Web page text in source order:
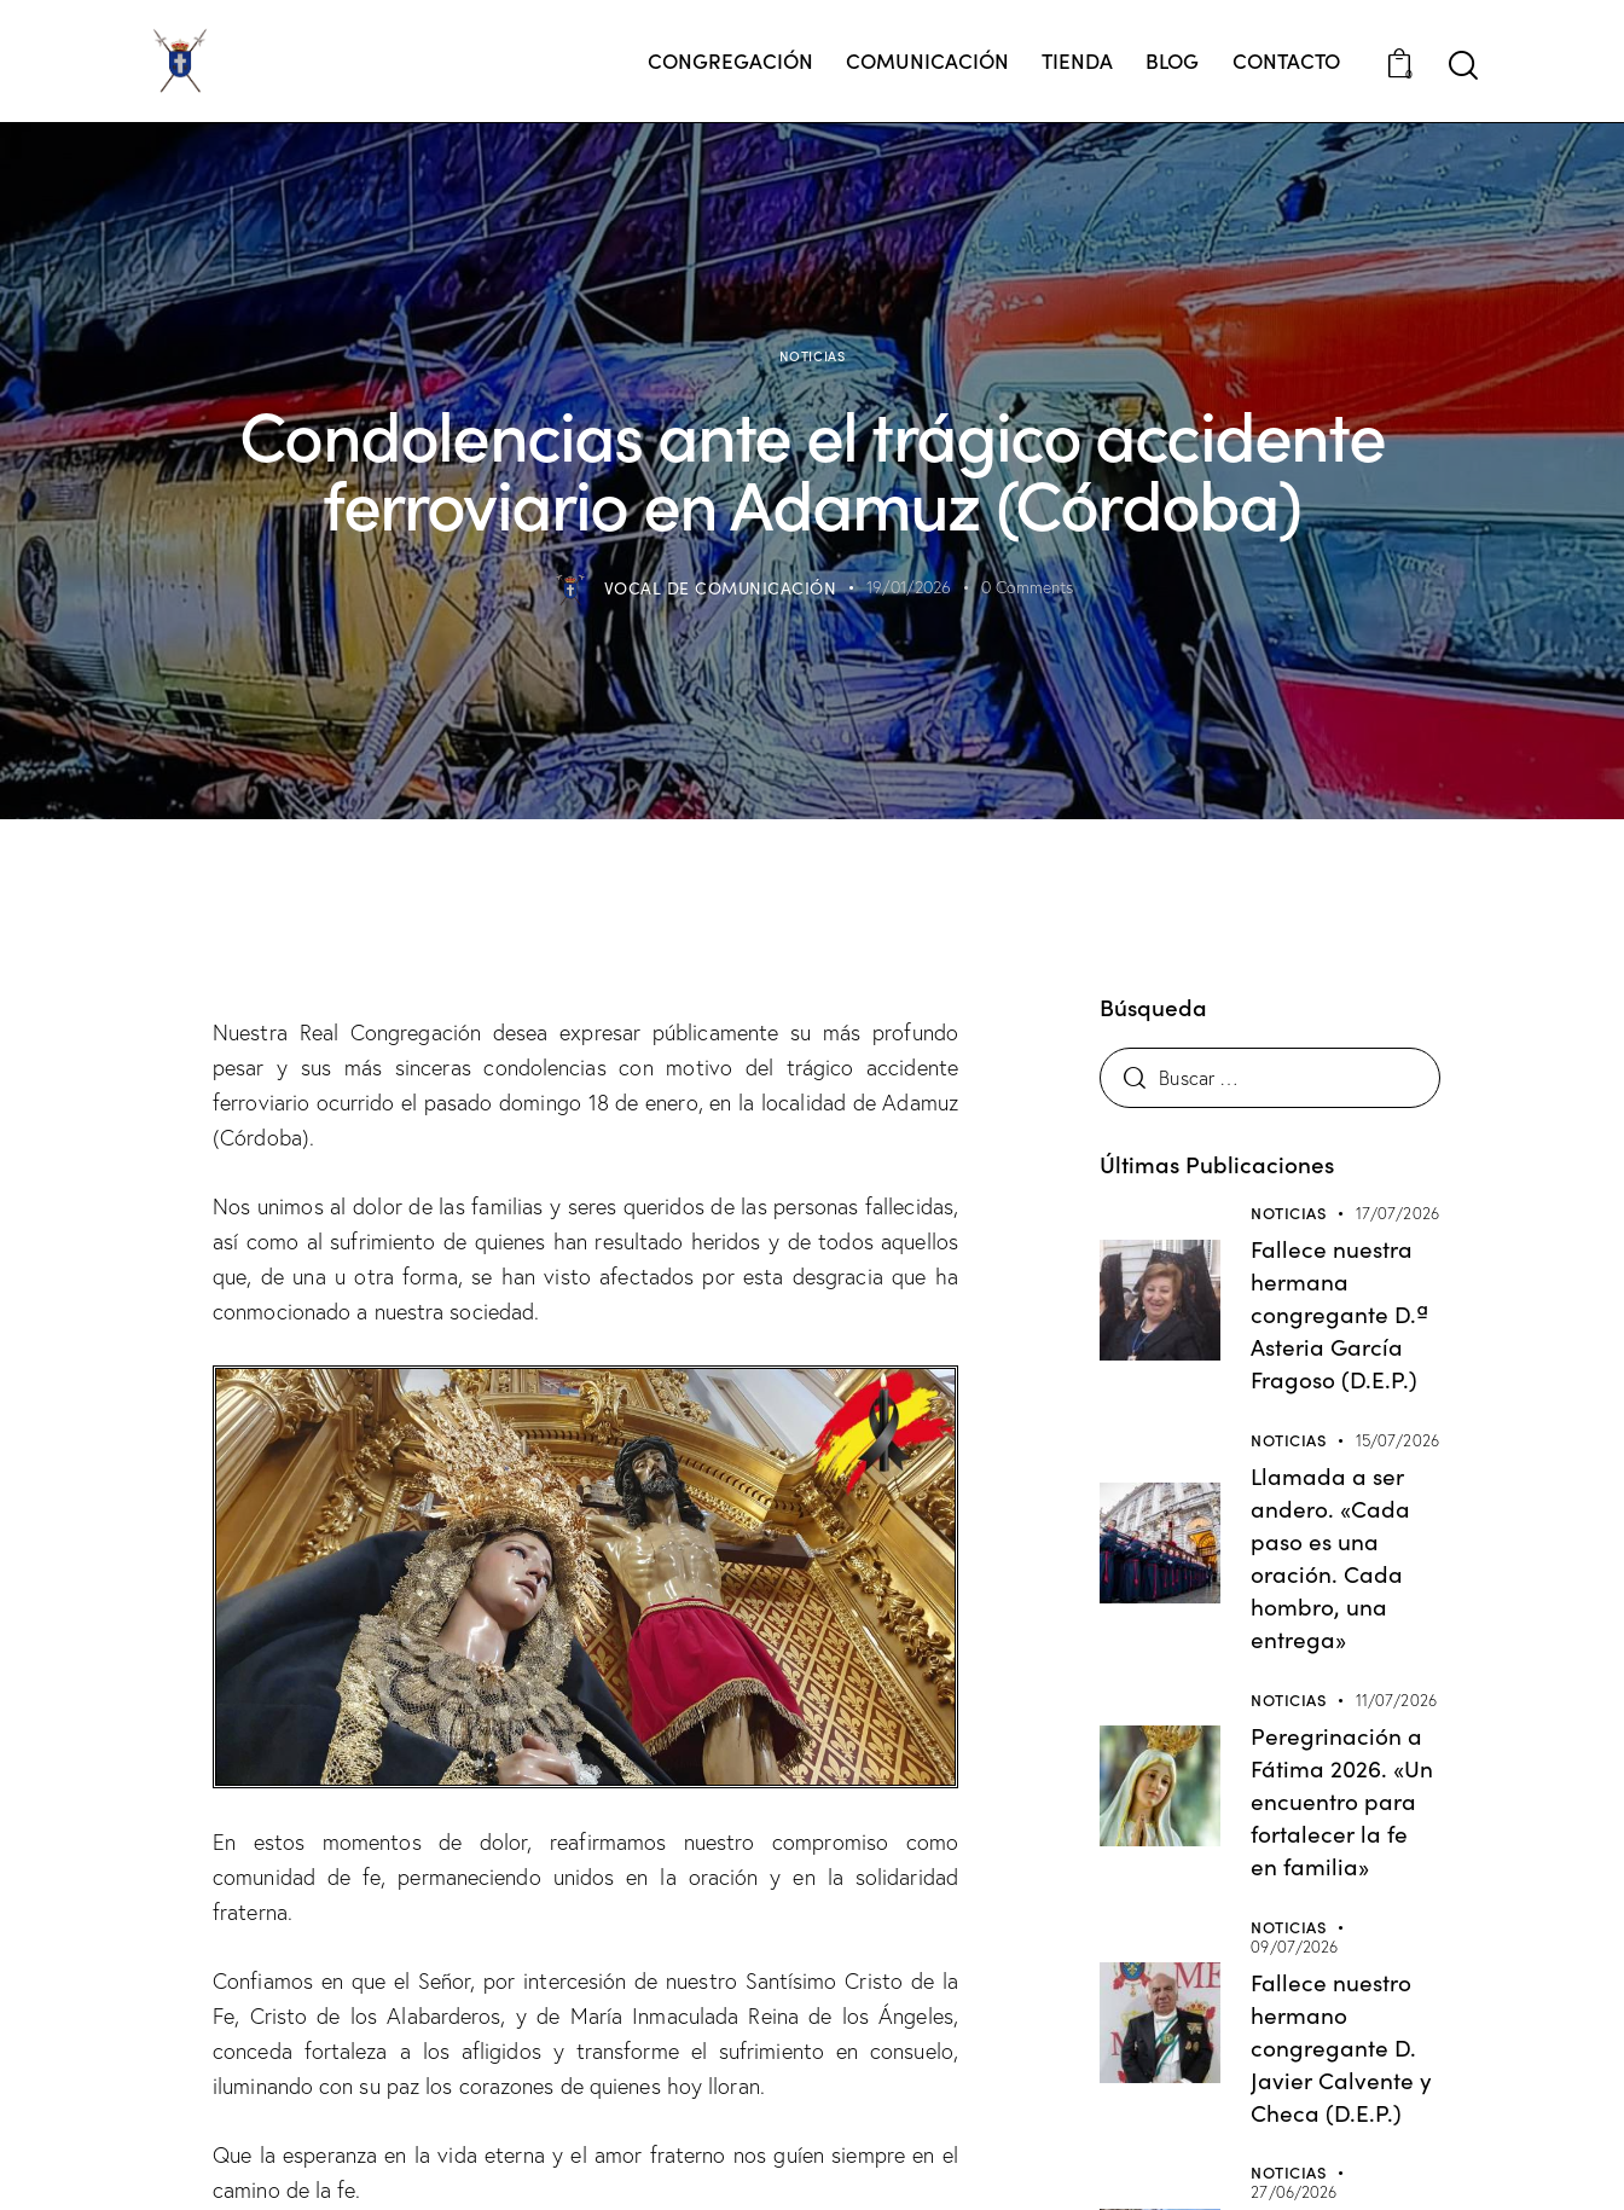
CONGREGACIÓN COMUNICACIÓN TIENDA BLOG CONTACTO 0
NOTICIAS
Condolencias ante el trágico accidente
ferroviario en Adamuz (Córdoba)
VOCAL DE COMUNICACIÓN 19/01/2026 0 Comments
Nuestra Real Congregación desea expresar públicamente su más profundo
pesar y sus más sinceras condolencias con motivo del trágico accidente
ferroviario ocurrido el pasado domingo 18 de enero, en la localidad de Adamuz
(Córdoba).
Nos unimos al dolor de las familias y seres queridos de las personas fallecidas,
así como al sufrimiento de quienes han resultado heridos y de todos aquellos
que, de una u otra forma, se han visto afectados por esta desgracia que ha
conmocionado a nuestra sociedad.
En estos momentos de dolor, reafirmamos nuestro compromiso como
comunidad de fe, permaneciendo unidos en la oración y en la solidaridad
fraterna.
Confiamos en que el Señor, por intercesión de nuestro Santísimo Cristo de la
Fe, Cristo de los Alabarderos, y de María Inmaculada Reina de los Ángeles,
conceda fortaleza a los afligidos y transforme el sufrimiento en consuelo,
iluminando con su paz los corazones de quienes hoy lloran.
Que la esperanza en la vida eterna y el amor fraterno nos guíen siempre en el
camino de la fe.
Búsqueda
Últimas Publicaciones
NOTICIAS 17/07/2026
Fallece nuestra
hermana
congregante D.ª
Asteria García
Fragoso (D.E.P.)
NOTICIAS 15/07/2026
Llamada a ser
andero. «Cada
paso es una
oración. Cada
hombro, una
entrega»
NOTICIAS 11/07/2026
Peregrinación a
Fátima 2026. «Un
encuentro para
fortalecer la fe
en familia»
NOTICIAS
09/07/2026
Fallece nuestro
hermano
congregante D.
Javier Calvente y
Checa (D.E.P.)
NOTICIAS
27/06/2026